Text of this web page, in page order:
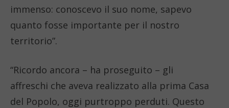
immenso: conoscevo il suo nome, sapevo
quanto fosse importante per il nostro
territorio”.
“Ricordo ancora – ha proseguito – gli
affreschi che aveva realizzato alla prima Casa
del Popolo, oggi purtroppo perduti. Questo